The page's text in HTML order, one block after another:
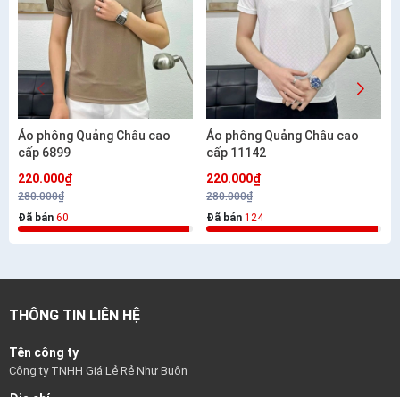
Áo phông Quảng Châu cao
cấp 6899
220.000₫
280.000₫
Đã bán 60
Áo phông Quảng Châu cao
cấp 11142
220.000₫
280.000₫
Đã bán 124
THÔNG TIN LIÊN HỆ
Tên công ty
Công ty TNHH Giá Lẻ Rẻ Như Buôn